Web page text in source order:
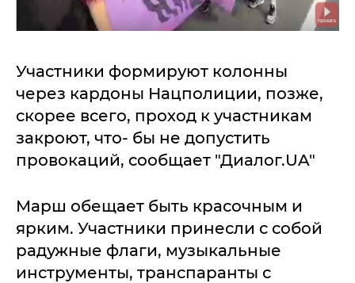
Участники формируют колонны
через кардоны Нацполиции, позже,
скорее всего, проход к участникам
закроют, что- бы не допустить
провокаций, сообщает "Диалог.UA"
Марш обещает быть красочным и
ярким. Участники принесли с собой
радужные флаги, музыкальные
инструменты, транспаранты с